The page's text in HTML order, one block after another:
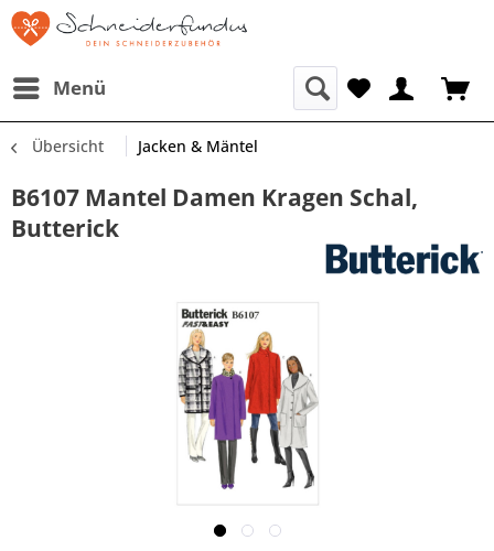
Menü
Übersicht Jacken & Mäntel
B6107 Mantel Damen Kragen Schal,
Butterick